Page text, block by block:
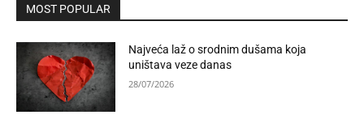
MOST POPULAR
Najveća laž o srodnim dušama koja
uništava veze danas
28/07/2026